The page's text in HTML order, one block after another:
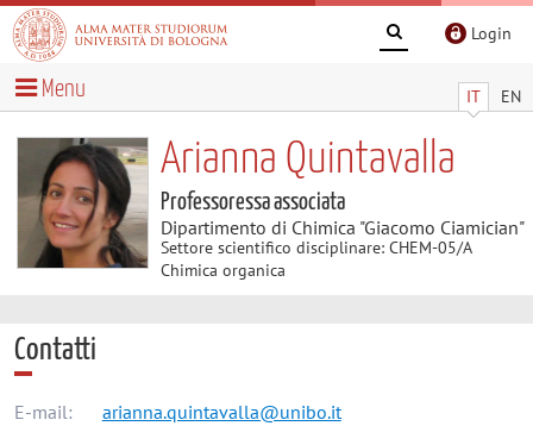
Login
IT EN
Menu
Arianna Quintavalla
Professoressa associata
Dipartimento di Chimica "Giacomo Ciamician"
Settore scientifico disciplinare: CHEM-05/A
Chimica organica
Contatti
E-mail:
arianna.quintavalla@unibo.it